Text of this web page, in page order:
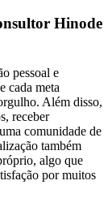
Hinode
pessoal e
cada meta
Além disso,
receber
comunidade de
também
algo que
por muitos